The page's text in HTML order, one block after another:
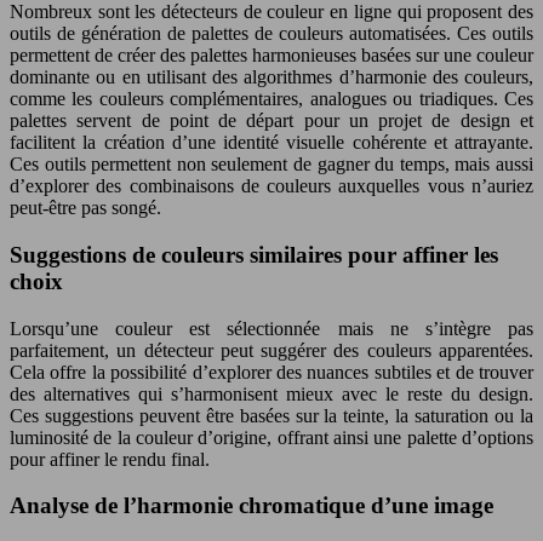
Nombreux sont les détecteurs de couleur en ligne qui proposent des
outils de génération de palettes de couleurs automatisées. Ces outils
permettent de créer des palettes harmonieuses basées sur une couleur
dominante ou en utilisant des algorithmes d’harmonie des couleurs,
comme les couleurs complémentaires, analogues ou triadiques. Ces
palettes servent de point de départ pour un projet de design et
facilitent la création d’une identité visuelle cohérente et attrayante.
Ces outils permettent non seulement de gagner du temps, mais aussi
d’explorer des combinaisons de couleurs auxquelles vous n’auriez
peut-être pas songé.
Suggestions de couleurs similaires pour affiner les
choix
Lorsqu’une couleur est sélectionnée mais ne s’intègre pas
parfaitement, un détecteur peut suggérer des couleurs apparentées.
Cela offre la possibilité d’explorer des nuances subtiles et de trouver
des alternatives qui s’harmonisent mieux avec le reste du design.
Ces suggestions peuvent être basées sur la teinte, la saturation ou la
luminosité de la couleur d’origine, offrant ainsi une palette d’options
pour affiner le rendu final.
Analyse de l’harmonie chromatique d’une image